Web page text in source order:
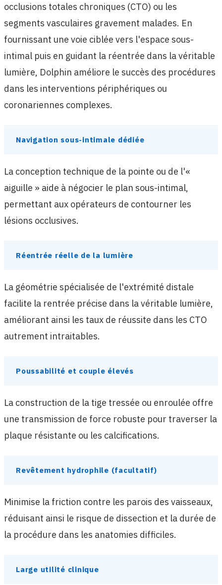
occlusions totales chroniques (CTO) ou les
segments vasculaires gravement malades. En
fournissant une voie ciblée vers l'espace sous-
intimal puis en guidant la réentrée dans la véritable
lumière, Dolphin améliore le succès des procédures
dans les interventions périphériques ou
coronariennes complexes.
Navigation sous-intimale dédiée
La conception technique de la pointe ou de l'«
aiguille » aide à négocier le plan sous-intimal,
permettant aux opérateurs de contourner les
lésions occlusives.
Réentrée réelle de la lumière
La géométrie spécialisée de l'extrémité distale
facilite la rentrée précise dans la véritable lumière,
améliorant ainsi les taux de réussite dans les CTO
autrement intraitables.
Poussabilité et couple élevés
La construction de la tige tressée ou enroulée offre
une transmission de force robuste pour traverser la
plaque résistante ou les calcifications.
Revêtement hydrophile (facultatif)
Minimise la friction contre les parois des vaisseaux,
réduisant ainsi le risque de dissection et la durée de
la procédure dans les anatomies difficiles.
Large utilité clinique